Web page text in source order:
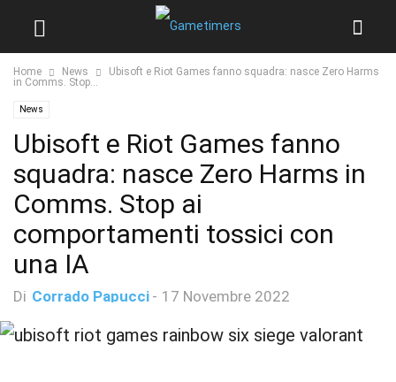
Home News
Ubisoft e Riot Games fanno squadra: nasce Zero Harms
in Comms. Stop...
News
Ubisoft e Riot Games fanno
squadra: nasce Zero Harms in
Comms. Stop ai
comportamenti tossici con
una IA
Di Corrado Papucci - 17 Novembre 2022